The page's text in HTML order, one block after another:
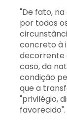
"De fato,
por todos
concreto à
decorrente
caso, da
condição
que a
"privilégio,
favorecido".